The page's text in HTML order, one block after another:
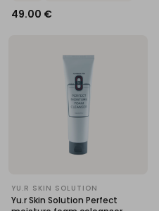
49.00 €
YU.R SKIN SOLUTION
Yu.r Skin Solution Perfect